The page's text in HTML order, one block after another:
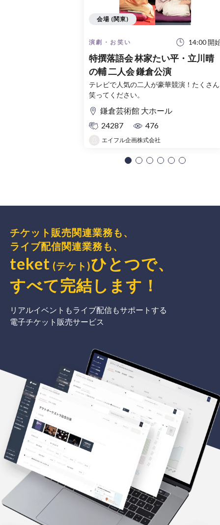
演劇・お笑い 14:00 開
特撰落語会 林家たい平・立川晴
の輔 二人会 鎌倉公演
テレビで人気の二人が豪華競演！たくさん
笑ってください。
鎌倉芸術館 大ホール
24287
476
エイフル企画株式会社
会場 (関東)
チケット販売関連業務も、
ライブ配信関連業務も、
teket (テケト)ひとつで、
すべて完結 します ！
リアルイベントもライブ配信もサポートする
電子チケット販売サービス